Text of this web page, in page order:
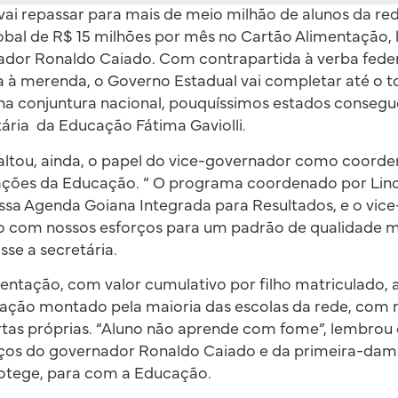
repassar para mais de meio milhão de alunos da
de R$ 15 milhões por mês no Cartão
Ronaldo Caiado. Com contrapartida à verba
à merenda, o Governo Estadual vai completar até o
conjuntura nacional, pouquíssimos estados
da Educação Fátima Gaviolli.
ainda, o papel do vice-governador como
da Educação. “ O programa coordenado por
Agenda Goiana Integrada para Resultados, e o
nossos esforços para um padrão de qualidade
a secretária.
com valor cumulativo por filho matriculado,
montado pela maioria das escolas da rede, com
próprias. “Aluno não aprende com fome”,
do governador Ronaldo Caiado e da primeira-
para com a Educação.